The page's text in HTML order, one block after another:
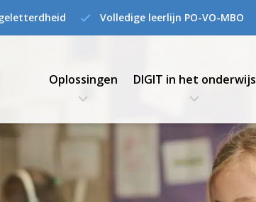
Volledige leerlijn PO-VO-MBO
Oplossingen DIGIT in het onderwijs